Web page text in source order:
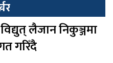
लैजान निकुञ्जमा
गरिँदै